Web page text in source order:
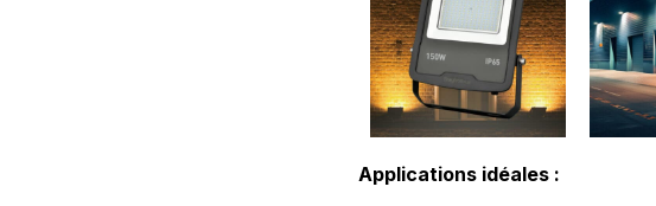
Applications idéales :